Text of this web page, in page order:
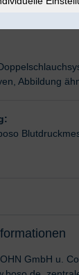
Abbildung
GmbH u.